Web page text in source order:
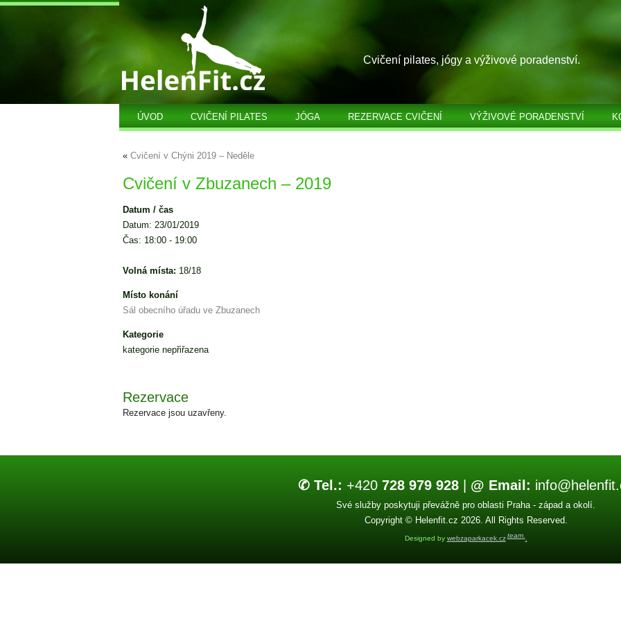
Cvičení pilates, jógy a výživové poradenství.
ÚVOD CVIČENÍ PILATES JÓGA REZERVACE CVIČENÍ VÝŽIVOVÉ PORADENSTVÍ
« Cvičení v Chýni 2019 – Neděle
Cvičení v Zbuzanech – 2019
Datum / čas
Datum: 23/01/2019
Čas: 18:00 - 19:00
Volná místa: 18/18
Místo konání
Sál obecního úřadu ve Zbuzanech
Kategorie
kategorie nepřiřazena
Rezervace
Rezervace jsou uzavřeny.
✆ Tel.: +420 728 979 928 @ Email:
Své služby poskytuji převážně pro oblasti Praha - západ a okolí.
Copyright © Helenfit.cz 2026. All Rights Reserved.
Designed by webzaparkacek.cz team. .